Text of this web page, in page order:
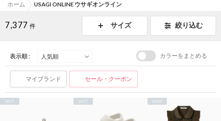
ホーム USAGI ONLINE ウサギオンライン
7,377 件 サイズ 絞り込む
表示順 : カラーをまとめる
マイブランド セール・クーポン
HOT HOT NEW